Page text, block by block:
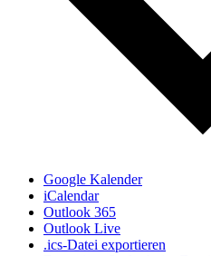
Google Kalender
iCalendar
Outlook 365
Outlook Live
.ics-Datei exportieren